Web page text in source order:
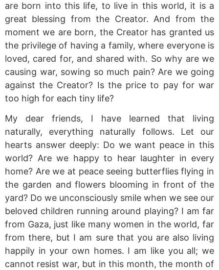
are born into this life, to live in this world, it is a
great blessing from the Creator. And from the
moment we are born, the Creator has granted us
the privilege of having a family, where everyone is
loved, cared for, and shared with. So why are we
causing war, sowing so much pain? Are we going
against the Creator? Is the price to pay for war
too high for each tiny life?
My dear friends, I have learned that living
naturally, everything naturally follows. Let our
hearts answer deeply: Do we want peace in this
world? Are we happy to hear laughter in every
home? Are we at peace seeing butterflies flying in
the garden and flowers blooming in front of the
yard? Do we unconsciously smile when we see our
beloved children running around playing? I am far
from Gaza, just like many women in the world, far
from there, but I am sure that you are also living
happily in your own homes. I am like you all; we
cannot resist war, but in this month, the month of